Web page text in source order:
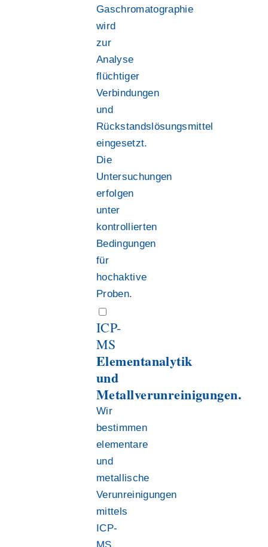
Gaschromatographie
wird
zur
Analyse
flüchtiger
Verbindungen
und
Rückstandslösungsmittel
eingesetzt.
Die
Untersuchungen
erfolgen
unter
kontrollierten
Bedingungen
für
hochaktive
Proben.
ICP-
MS
Elementanalytik
und
Metallverunreinigungen.
Wir
bestimmen
elementare
und
metallische
Verunreinigungen
mittels
ICP-